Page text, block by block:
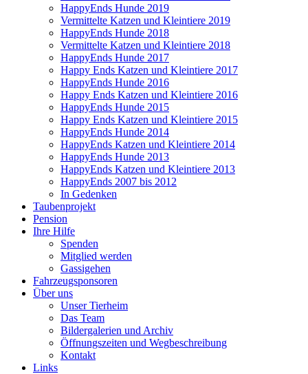
HappyEnds Hunde 2019
Vermittelte Katzen und Kleintiere 2019
HappyEnds Hunde 2018
Vermittelte Katzen und Kleintiere 2018
HappyEnds Hunde 2017
Happy Ends Katzen und Kleintiere 2017
HappyEnds Hunde 2016
Happy Ends Katzen und Kleintiere 2016
HappyEnds Hunde 2015
Happy Ends Katzen und Kleintiere 2015
HappyEnds Hunde 2014
HappyEnds Katzen und Kleintiere 2014
HappyEnds Hunde 2013
HappyEnds Katzen und Kleintiere 2013
HappyEnds 2007 bis 2012
In Gedenken
Taubenprojekt
Pension
Ihre Hilfe
Spenden
Mitglied werden
Gassigehen
Fahrzeugsponsoren
Über uns
Unser Tierheim
Das Team
Bildergalerien und Archiv
Öffnungszeiten und Wegbeschreibung
Kontakt
Links